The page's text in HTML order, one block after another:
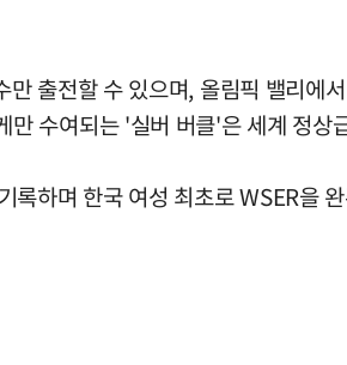
출전할 수 있으며, 올림픽 밸리
수여되는 '실버 버클'은 세계 정상
하며 한국 여성 최초로 WSER을